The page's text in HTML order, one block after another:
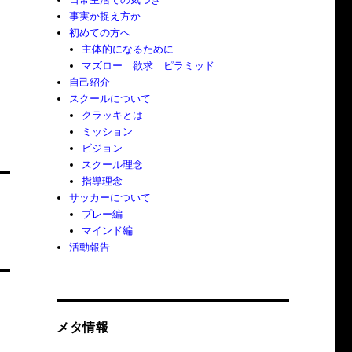
事実か捉え方か
初めての方へ
主体的になるために
マズロー 欲求 ピラミッド
自己紹介
スクールについて
クラッキとは
ミッション
ビジョン
スクール理念
指導理念
サッカーについて
プレー編
マインド編
活動報告
メタ情報